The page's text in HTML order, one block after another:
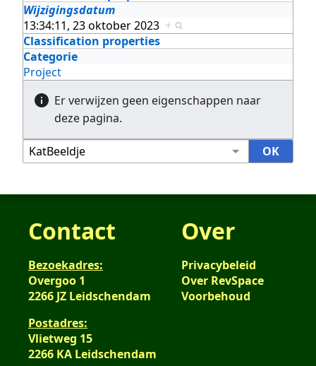
Wijzigingsdatum
13:34:11, 23 oktober 2023 +
Classification properties
Categorie
Project
Er verwijzen geen eigenschappen naar
deze pagina.
Contact
Bezoekadres:
Overgoo 1
2266 JZ Leidschendam
Postadres:
Vlietweg 15
2266 KA Leidschendam
Over
Privacybeleid
Over RevSpace
Voorbehoud